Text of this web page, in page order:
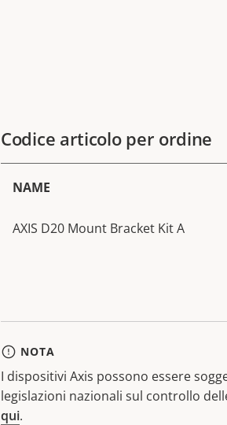
Codice articolo per ordine
NAME
AXIS D20 Mount Bracket Kit A
NOTA
I dispositivi Axis possono essere
legislazioni nazionali sul controllo
qui.